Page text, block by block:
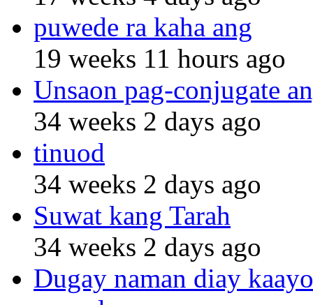
puwede ra kaha ang
19 weeks 11 hours ago
Unsaon pag-conjugate
34 weeks 2 days ago
tinuod
34 weeks 2 days ago
Suwat kang Tarah
34 weeks 2 days ago
Dugay naman diay